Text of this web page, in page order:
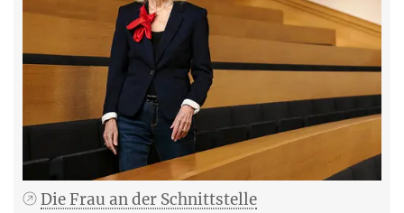
Die Frau an der Schnittstelle